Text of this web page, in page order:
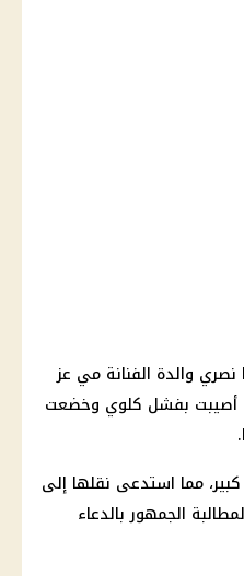
نصري والدة الفنانة مي عز
أصيبت بفشل كلوي وخضعت
مما استدعى نقلها إلى
لمطالبة الجمهور بالدعاء